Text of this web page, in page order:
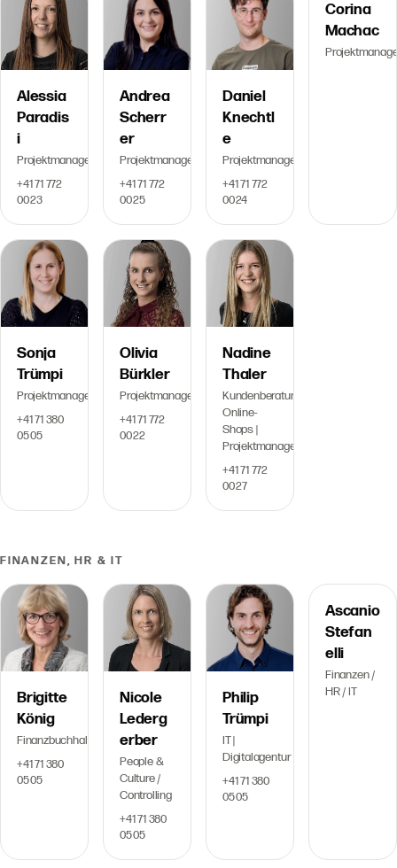
Alessia
Paradis
i
Projektmanagerin
+41 71 772
00 23
Andrea
Scherr
er
Projektmanagerin
+41 71 772
00 25
Daniel
Knechtl
e
Projektmanager
+41 71 772
00 24
Corina
Machac
Sonja
Trümpi
Projektmanagerin
+41 71 380
05 05
Olivia
Bürkler
Projektmanagerin
+41 71 772
00 22
Nadine
Thaler
Kundenberatung
Online-
Shops |
Projektmanagerin
+41 71 772
00 27
FINANZEN, HR & IT
Brigitte
König
Finanzbuchhaltung
+41 71 380
05 05
Nicole
Lederg
erber
People &
Culture /
Controlling
+41 71 380
05 05
Philip
Trümpi
IT |
Digitalagentur
+41 71 380
05 05
Ascanio
Stefan
elli
Finanzen /
HR / IT